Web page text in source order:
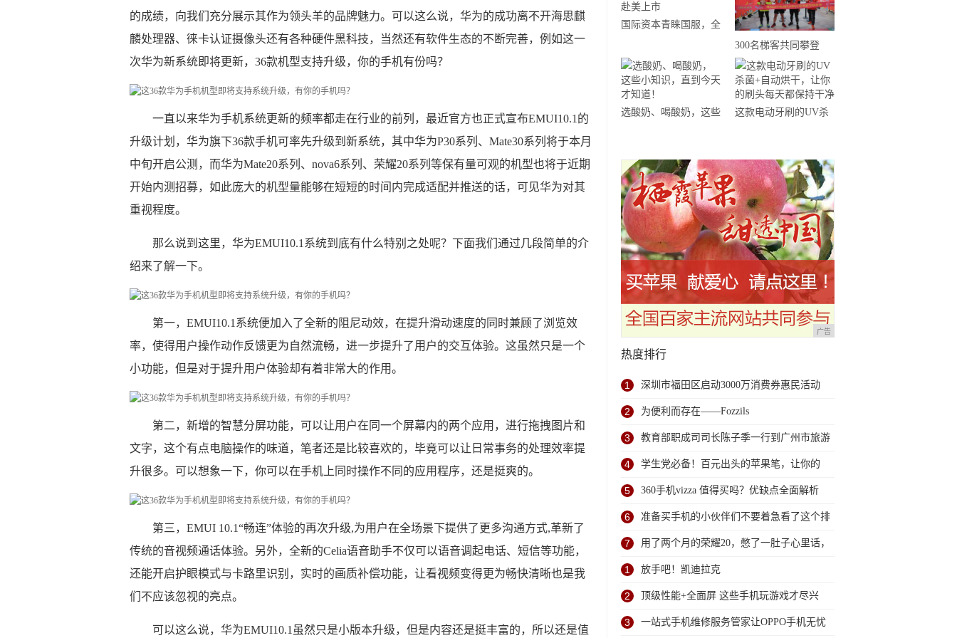
的成绩，向我们充分展示其作为领头羊的品牌魅力。可以这么说，华为的成功离不开海思麒
麟处理器、徕卡认证摄像头还有各种硬件黑科技，当然还有软件生态的不断完善，例如这一
次华为新系统即将更新，36款机型支持升级，你的手机有份吗？
一直以来华为手机系统更新的频率都走在行业的前列，最近官方也正式宣布EMUI10.1的
升级计划，华为旗下36款手机可率先升级到新系统，其中华为P30系列、Mate30系列将于本月
中旬开启公测，而华为Mate20系列、nova6系列、荣耀20系列等保有量可观的机型也将于近期
开始内测招募，如此庞大的机型量能够在短短的时间内完成适配并推送的话，可见华为对其
重视程度。
那么说到这里，华为EMUI10.1系统到底有什么特别之处呢？下面我们通过几段简单的介
绍来了解一下。
第一，EMUI10.1系统便加入了全新的阻尼动效，在提升滑动速度的同时兼顾了浏览效
率，使得用户操作动作反馈更为自然流畅，进一步提升了用户的交互体验。这虽然只是一个
小功能，但是对于提升用户体验却有着非常大的作用。
第二，新增的智慧分屏功能，可以让用户在同一个屏幕内的两个应用，进行拖拽图片和
文字，这个有点电脑操作的味道，笔者还是比较喜欢的，毕竟可以让日常事务的处理效率提
升很多。可以想象一下，你可以在手机上同时操作不同的应用程序，还是挺爽的。
第三，EMUI 10.1“畅连”体验的再次升级,为用户在全场景下提供了更多沟通方式,革新了
传统的音视频通话体验。另外，全新的Celia语音助手不仅可以语音调起电话、短信等功能，
还能开启护眼模式与卡路里识别，实时的画质补偿功能，让看视频变得更为畅快清晰也是我
们不应该忽视的亮点。
可以这么说，华为EMUI10.1虽然只是小版本升级，但是内容还是挺丰富的，所以还是值
国际资本青睐国服，全
市
300名梯客共同攀登
2019国际垂直马拉松超
级精英赛顺德海骏达中
心站欢乐开跑
选酸奶、喝酸奶，这些
这款电动牙刷的UV杀
广告
热度排行
1 深圳市福田区启动3000万消费券惠民活动
2 为便利而存在——Fozzils
3 教育部职成司司长陈子季一行到广州市旅游
商务职业学校考察调研
4 学生党必备！百元出头的苹果笔，让你的
iPad成为学习神器
5 360手机vizza 值得买吗？优缺点全面解析
6 准备买手机的小伙伴们不要着急看了这个排
行榜再决定买哪款手机吧
7 用了两个月的荣耀20，憋了一肚子心里话，
今天终于一吐为快
1 放手吧！凯迪拉克
2 顶级性能+全面屏 这些手机玩游戏才尽兴
3 一站式手机维修服务管家让OPPO手机无忧